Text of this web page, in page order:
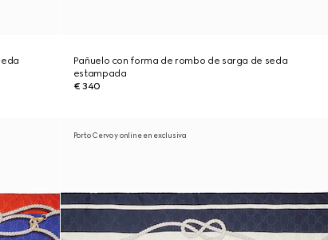
Pañuelo con forma de rombo de sarga de seda
estampada
€ 340
Porto Cervo y online en exclusiva